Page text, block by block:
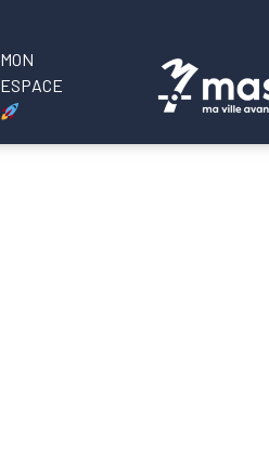
MON
ESPACE